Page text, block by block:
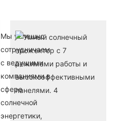
Мы успешно
сотрудничаем
с ведущими
компаниями в
сфере
солнечной
энергетики,